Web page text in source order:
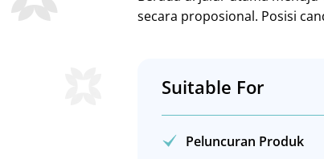
secara proposional. Posisi
Suitable For
Peluncuran Produk